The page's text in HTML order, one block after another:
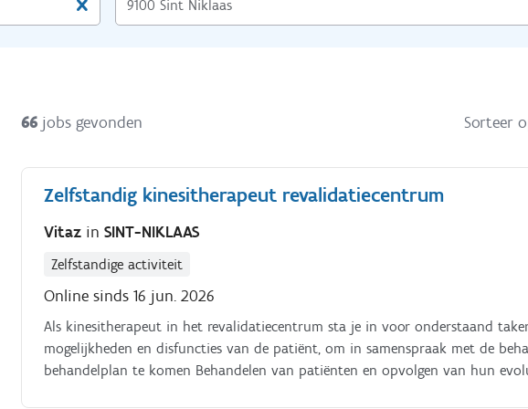
66 jobs gevonden Sorteer
Zelfstandig kinesitherapeut revalidatiecentrum
Vitaz inSINT-NIKLAAS
Zelfstandige activiteit
Online sinds 16 jun. 2026
Als kinesitherapeut in het revalidatiecentrum sta je in voor onderstaand takenpakket: Evalueren
mogelijkheden en disfuncties van de patiënt, om in samenspraak met de
behandelplan te komen Behandelen van patiënten en opvolgen van hun evolutie Administratief opvolgen van de